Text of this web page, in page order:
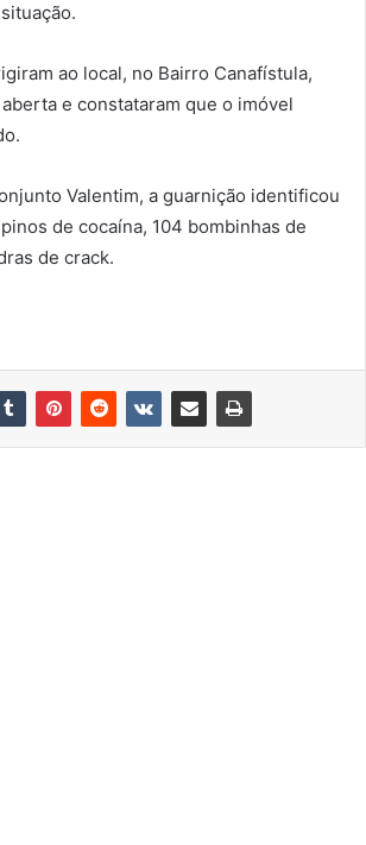
ao local, no Bairro Canafístula,
e constataram que o imóvel
Valentim, a guarnição identificou
de cocaína, 104 bombinhas de
de crack.